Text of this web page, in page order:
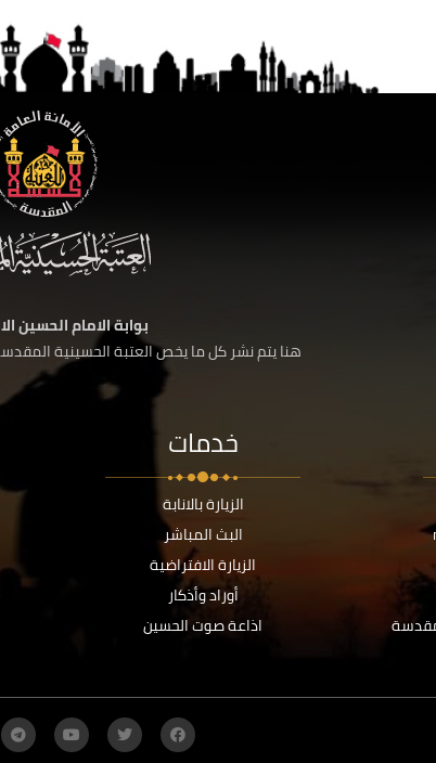
بوابة الامام الحسين
هنا يتم نشر كل ما يخص العتبة الحسينية
خدمات
الزيارة بالانابة
البث المباشر
الزيارة الافتراضية
أوراد وأذكار
اذاعة صوت الحسين